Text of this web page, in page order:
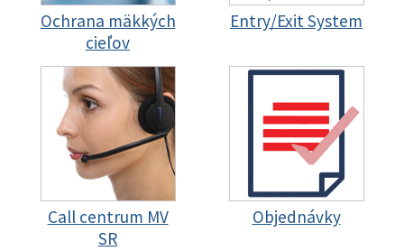
Ochrana mäkkých
cieľov
Entry/Exit System
Call centrum MV
SR
Objednávky